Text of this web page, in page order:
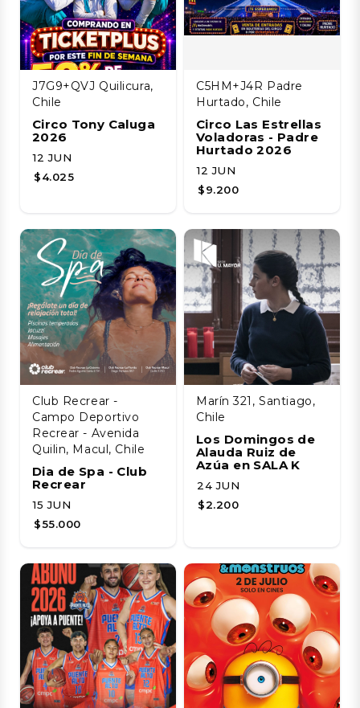
J7G9+QVJ Quilicura,
Chile
Circo Tony Caluga
2026
12 JUN
$4.025
C5HM+J4R Padre
Hurtado, Chile
Circo Las Estrellas
Voladoras - Padre
Hurtado 2026
12 JUN
$9.200
Club Recrear -
Campo Deportivo
Recrear - Avenida
Quilin, Macul, Chile
Dia de Spa - Club
Recrear
15 JUN
$55.000
Marín 321, Santiago,
Chile
Los Domingos de
Alauda Ruiz de
Azúa en SALA K
24 JUN
$2.200